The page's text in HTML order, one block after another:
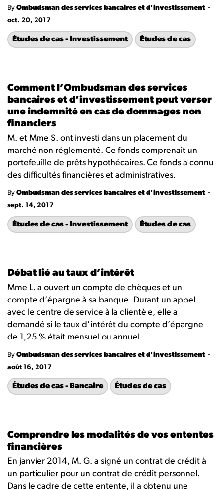
By Ombudsman des services bancaires et d'investissement -
oct. 20, 2017
Études de cas - Investissement Études de cas
Comment l’Ombudsman des services
bancaires et d’investissement peut verser
une indemnité en cas de dommages non
financiers
M. et Mme S. ont investi dans un placement du
marché non réglementé. Ce fonds comprenait un
portefeuille de prêts hypothécaires. Ce fonds a connu
des difficultés financières et administratives.
By Ombudsman des services bancaires et d'investissement -
sept. 14, 2017
Études de cas - Investissement Études de cas
Débat lié au taux d’intérêt
Mme L. a ouvert un compte de chèques et un
compte d’épargne à sa banque. Durant un appel
avec le centre de service à la clientèle, elle a
demandé si le taux d’intérêt du compte d’épargne
de 1,25 % était mensuel ou annuel.
By Ombudsman des services bancaires et d'investissement -
août 16, 2017
Études de cas - Bancaire Études de cas
Comprendre les modalités de vos ententes
financières
En janvier 2014, M. G. a signé un contrat de crédit à
un particulier pour un contrat de crédit personnel.
Dans le cadre de cette entente, il a obtenu une